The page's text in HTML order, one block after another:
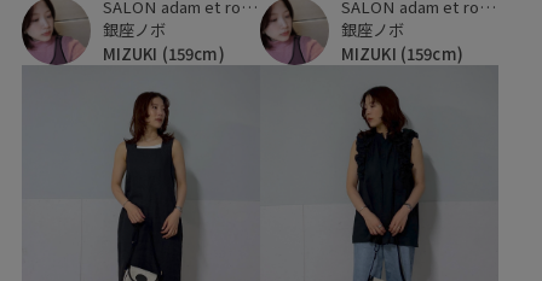
SALON adam et ropé
銀座ノボ
MIZUKI (159cm)
SALON adam et ropé
銀座ノボ
MIZUKI (159cm)